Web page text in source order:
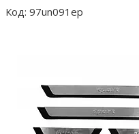
97un091ep